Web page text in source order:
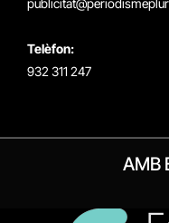
Telèfon:
932 311 247
AMB